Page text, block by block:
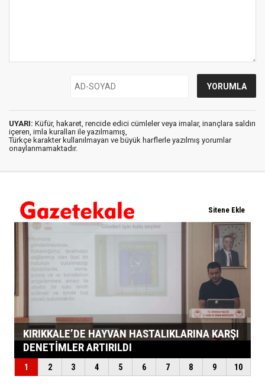
UYARI: Küfür, hakaret, rencide edici cümleler veya imalar, inançlara saldırı
içeren, imla kuralları ile yazılmamış,
Türkçe karakter kullanılmayan ve büyük harflerle yazılmış yorumlar
onaylanmamaktadır.